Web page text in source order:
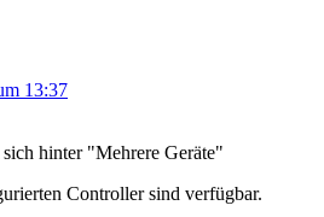
13:37
hinter "Mehrere Geräte"
Controller sind verfügbar.